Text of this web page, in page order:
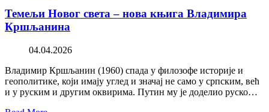
Темељи Новог света – нова књига Владимира
Кршљанина
04.04.2026
Владимир Кршљанин (1960) спада у филозофе историје и
геополитике, који имају углед и значај не само у српским, већ
и у руским и другим оквирима. Путин му је доделио руско…